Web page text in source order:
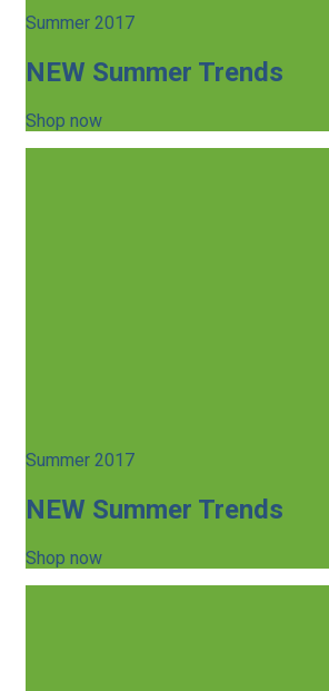
Summer 2017
NEW Summer Trends
Shop now
Summer 2017
NEW Summer Trends
Shop now